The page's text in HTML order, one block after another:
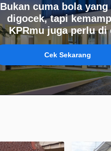
Bukan cuma bola
digocek, tapi
KPRmu juga perlu di
Cek Sekarang